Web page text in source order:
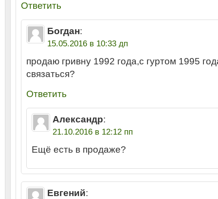
Ответить
Богдан:
15.05.2016 в 10:33 дп
продаю гривну 1992 года,с гуртом 1995
связаться?
Ответить
Александр:
21.10.2016 в 12:12 пп
Ещё есть в продаже?
Евгений: